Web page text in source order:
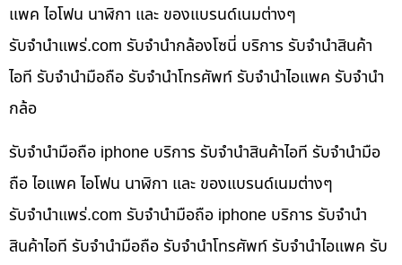
แพค ไอโฟน นาฬิกา และ ของแบรนด์เนมต่างๆ
รับจํานําแพร่.com รับจำนำกล้องโซนี่ บริการ รับจำนำสินค้า
ไอที รับจำนำมือถือ รับจำนำโทรศัพท์ รับจำนำไอแพค รับจำนำ
กล้อ
รับจำนำมือถือ iphone บริการ รับจำนำสินค้าไอที รับจำนำมือ
ถือ ไอแพค ไอโฟน นาฬิกา และ ของแบรนด์เนมต่างๆ
รับจํานําแพร่.com รับจำนำมือถือ iphone บริการ รับจำนำ
สินค้าไอที รับจำนำมือถือ รับจำนำโทรศัพท์ รับจำนำไอแพค รับ